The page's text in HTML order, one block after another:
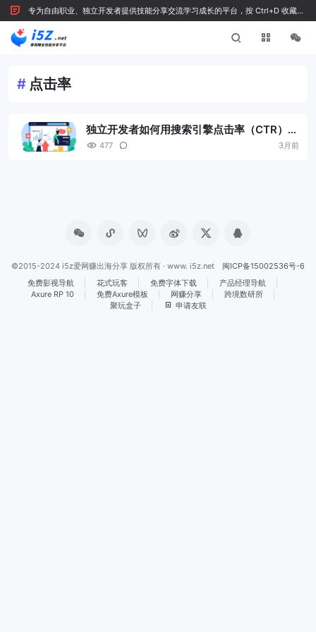
专为自由职业、独立开发者提供技能分享交流学习成长的平台，按 Ctrl+D 收藏我
们
# 点击率
独立开发者如何用搜索引擎点击率（CTR）反
向验证内容质量？
477 3月前
©2015-2024 i5z爱网赚出海分享 版权所有 · www. i5z.net 闽ICP备15002536号-6
免费影视导航
花式玩客 免费字体下载
产品经理导航
Axure RP 10
免费Axure模板 网赚分享
跨境数研所
聚玩盒子
申请友联